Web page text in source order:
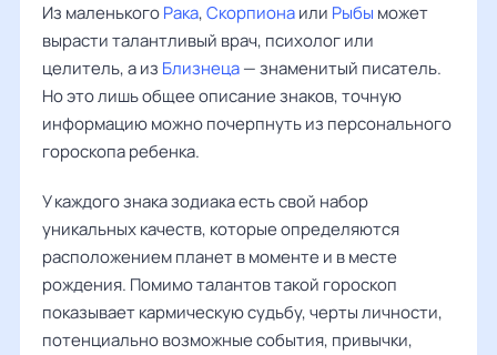
Из маленькогоРака,Скорпионаили Рыбы может
вырасти талантливый врач, психолог или
целитель, а из Близнеца— знаменитый писатель.
Но это лишь общее описание знаков, точную
информацию можно почерпнуть из персонального
гороскопа ребенка.
У каждого знака зодиака есть свой набор
уникальных качеств, которые определяются
расположением планет в моменте и в месте
рождения. Помимо талантов такой гороскоп
показывает кармическую судьбу, черты личности,
потенциально возможные события, привычки,